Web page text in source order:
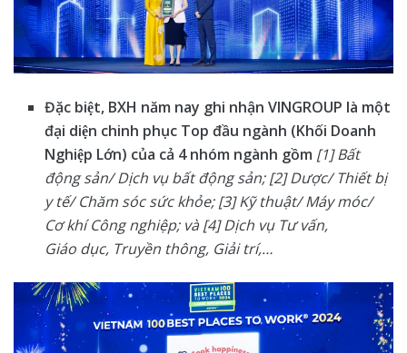
Đặc biệt, BXH năm nay ghi nhậnVINGROUP là một
đại diện chinh phục Top đầu ngành (Khối Doanh
Nghiệp Lớn) của cả 4 nhóm ngành gồm [1] Bất
động sản/ Dịch vụ bất động sản; [2] Dược/ Thiết bị
y tế/ Chăm sóc sức khỏe; [3] Kỹ thuật/ Máy móc/
Cơ khí Công nghiệp; và [4] Dịch vụ Tư vấn,
Giáo dục, Truyền thông, Giải trí,…